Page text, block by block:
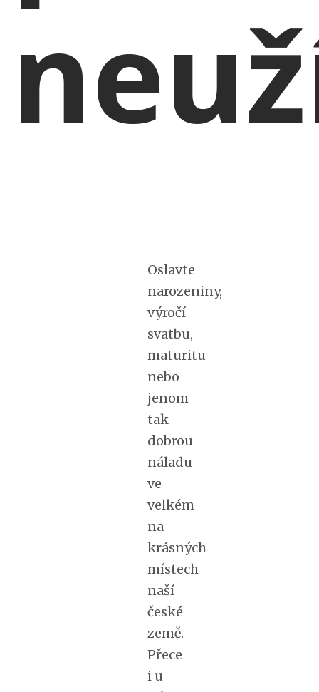
Oslavte
narozeniny,
výročí
svatbu,
maturitu
nebo
jenom
tak
dobrou
náladu
ve
velkém
na
krásných
místech
naší
české
země.
Přece
i u